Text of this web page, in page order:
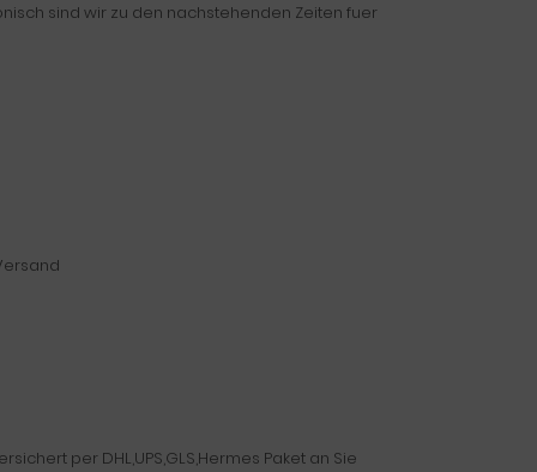
sind wir zu den nachstehenden Zeiten fuer
per DHL,UPS,GLS,Hermes Paket an Sie